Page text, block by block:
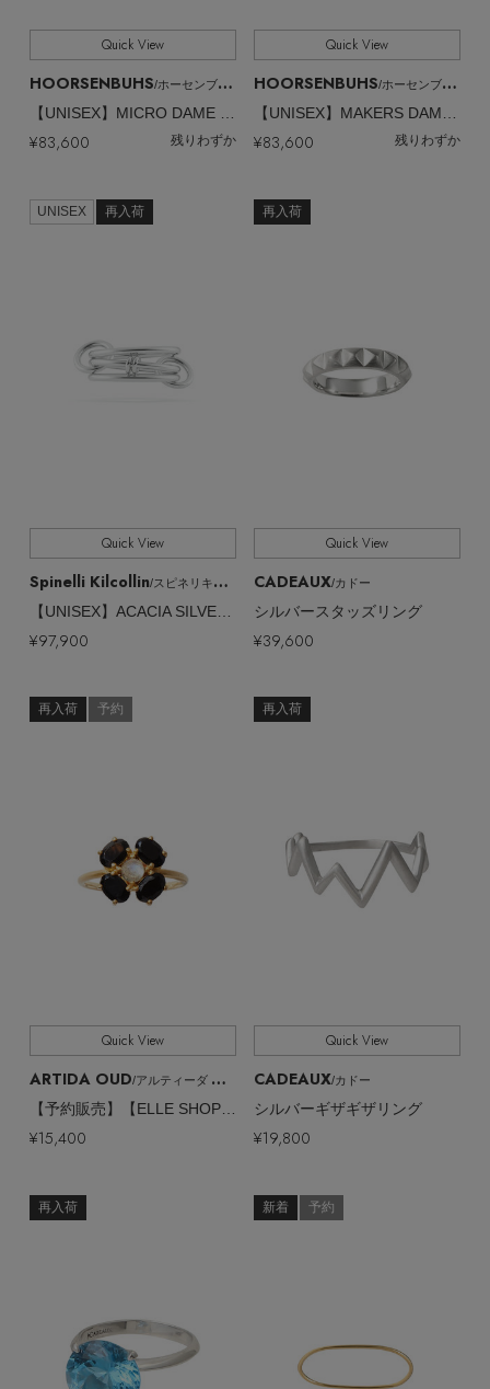
Quick View
HOORSENBUHS/ホーセンブース
¥83,600 残りわずか
Quick View
HOORSENBUHS/ホーセンブース
¥83,600 残りわずか
UNISEX 再入荷
Quick View
Spinelli Kilcollin/スピネリキルコリン
【UNISEX】ACACIA SILVER リング
¥97,900
再入荷
Quick View
CADEAUX/カドー
シルバースタッズリング
¥39,600
再入荷 予約
Quick View
ARTIDA OUD/アルティーダ ウード
【予約販売】【ELLE SHOP限定 】eden オニキス ラブラドライト ポピー リング
¥15,400
再入荷
Quick View
CADEAUX/カドー
シルバーギザギザリング
¥19,800
再入荷 新着 予約